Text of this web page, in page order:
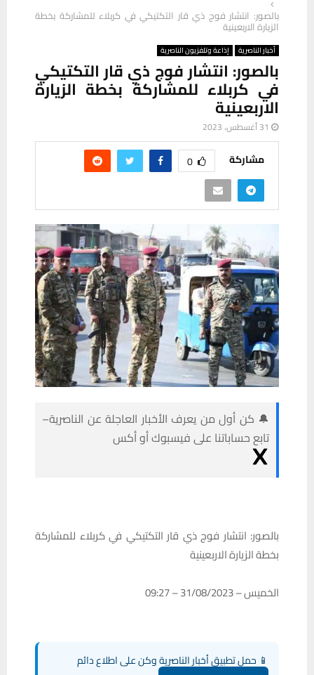
بالصور: انتشار فوج ذي قار التكتيكي في كربلاء للمشاركة بخطة
الزيارة الاربعينية
أخبار الناصرية إذاعة وتلفزيون الناصرية
بالصور: انتشار فوج ذي قار التكتيكي
في كربلاء للمشاركة بخطة الزيارة
الاربعينية
31 أغسطس، 2023
مشاركة 0
🔔 كن أول من يعرف الأخبار العاجلة عن الناصرية–
تابع حساباتنا على فيسبوك أو أكس
بالصور: انتشار فوج ذي قار التكتيكي في كربلاء للمشاركة
بخطة الزيارة الاربعينية
الخميس – 31/08/2023 – 09:27
📱 حمل تطبيق أخبار الناصرية وكن على اطلاع دائم